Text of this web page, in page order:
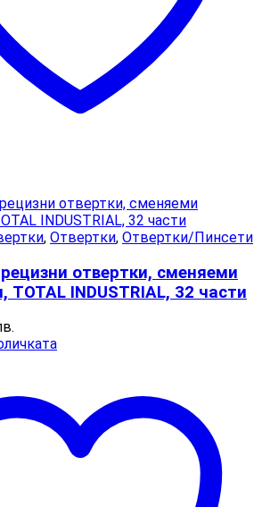
, Отвертки, Отвертки/Пинсети
отвертки, сменяеми
TOTAL INDUSTRIAL, 32 части